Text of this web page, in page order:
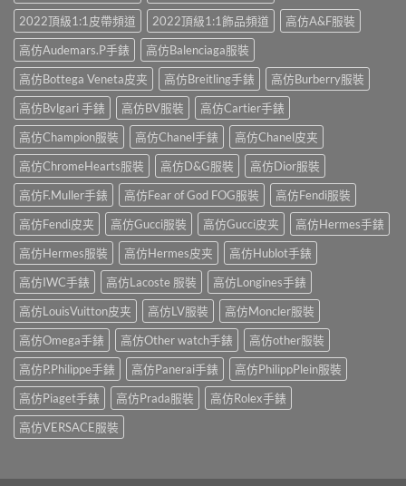
2022頂級1:1皮帶頻道
2022頂級1:1飾品頻道
高仿A&F服裝
高仿Audemars.P手錶
高仿Balenciaga服裝
高仿Bottega Veneta皮夹
高仿Breitling手錶
高仿Burberry服裝
高仿Bvlgari 手錶
高仿BV服裝
高仿Cartier手錶
高仿Champion服裝
高仿Chanel手錶
高仿Chanel皮夹
高仿ChromeHearts服裝
高仿D&G服裝
高仿Dior服裝
高仿F.Muller手錶
高仿Fear of God FOG服裝
高仿Fendi服裝
高仿Fendi皮夹
高仿Gucci服裝 高仿Gucci皮夹
高仿Hermes手錶
高仿Hermes服裝
高仿Hermes皮夹
高仿Hublot手錶
高仿IWC手錶
高仿Lacoste 服裝
高仿Longines手錶
高仿LouisVuitton皮夹
高仿LV服裝
高仿Moncler服裝
高仿Omega手錶
高仿Other watch手錶
高仿other服裝
高仿P.Philippe手錶
高仿Panerai手錶
高仿PhilippPlein服裝
高仿Piaget手錶
高仿Prada服裝
高仿Rolex手錶
高仿VERSACE服裝